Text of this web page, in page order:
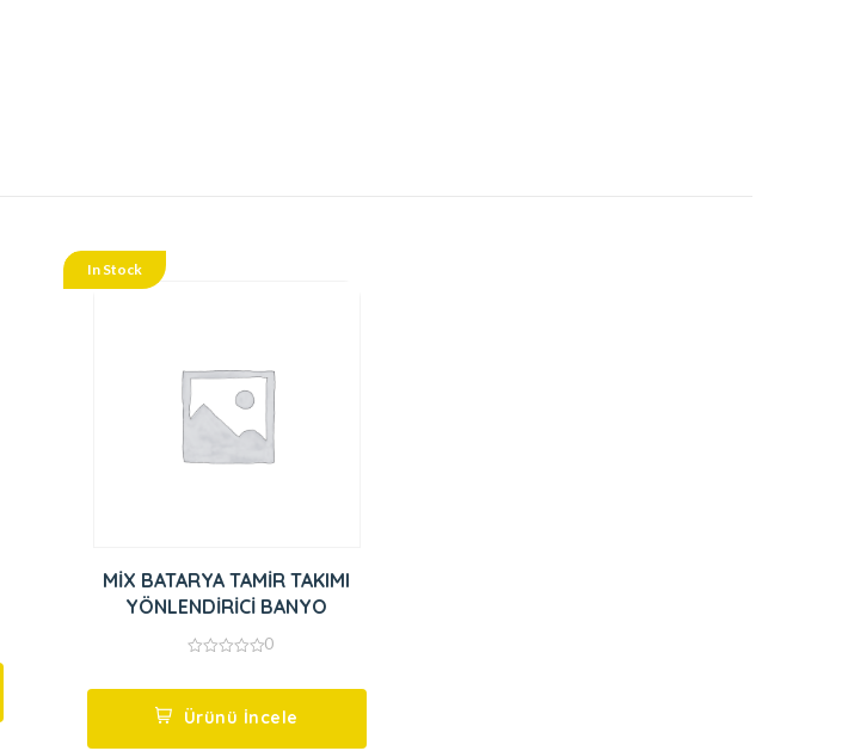
In Stock
MİX BATARYA TAMİR TAKIMI
YÖNLENDİRİCİ BANYO
5
0
Ürünü İncele